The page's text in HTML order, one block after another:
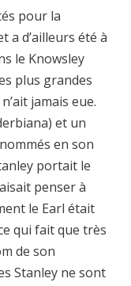
pour la
a d’ailleurs été à
le Knowsley
plus grandes
jamais eue.
et un
en son
portait le
penser à
le Earl était
qui fait que très
de son
Stanley ne sont